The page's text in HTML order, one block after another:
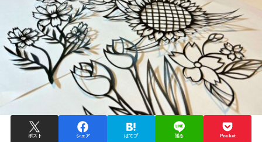
ポスト シェア はてブ 送る Pocket